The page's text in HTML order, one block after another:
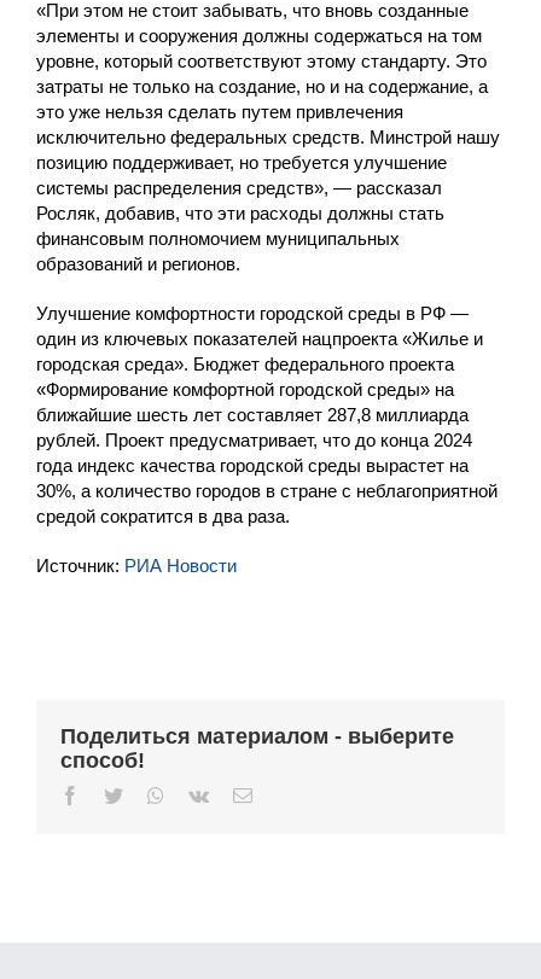
«При этом не стоит забывать, что вновь созданные
элементы и сооружения должны содержаться на том
уровне, который соответствуют этому стандарту. Это
затраты не только на создание, но и на содержание, а
это уже нельзя сделать путем привлечения
исключительно федеральных средств. Минстрой нашу
позицию поддерживает, но требуется улучшение
системы распределения средств», — рассказал
Росляк, добавив, что эти расходы должны стать
финансовым полномочием муниципальных
образований и регионов.
Улучшение комфортности городской среды в РФ —
один из ключевых показателей нацпроекта «Жилье и
городская среда». Бюджет федерального проекта
«Формирование комфортной городской среды» на
ближайшие шесть лет составляет 287,8 миллиарда
рублей. Проект предусматривает, что до конца 2024
года индекс качества городской среды вырастет на
30%, а количество городов в стране с неблагоприятной
средой сократится в два раза.
Источник: РИА Новости
Поделиться материалом - выберите
способ!
Facebook
Twitter Whatsapp
Vk Email